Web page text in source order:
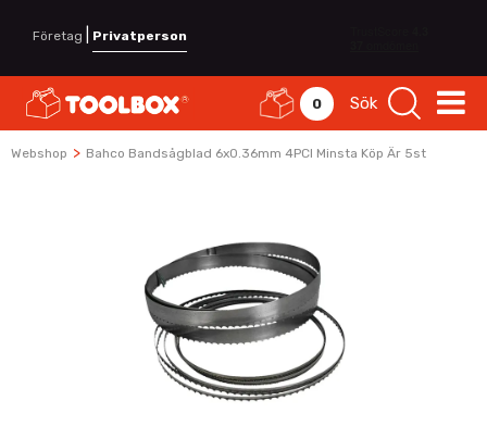
Företag Privatperson
0 Sök
Webshop > Bahco Bandsågblad 6x0.36mm 4PCI Minsta Köp Är 5st